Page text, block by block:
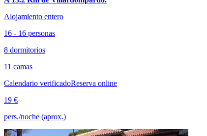
Alojamiento entero
16 - 16 personas
8 dormitorios
11 camas
Calendario verificadoReserva online
19 €
pers./noche (aprox.)